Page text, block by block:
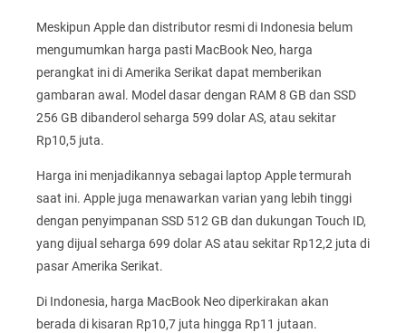
Meskipun Apple dan distributor resmi di Indonesia belum
mengumumkan harga pasti MacBook Neo, harga
perangkat ini di Amerika Serikat dapat memberikan
gambaran awal. Model dasar dengan RAM 8 GB dan SSD
256 GB dibanderol seharga 599 dolar AS, atau sekitar
Rp10,5 juta.
Harga ini menjadikannya sebagai laptop Apple termurah
saat ini. Apple juga menawarkan varian yang lebih tinggi
dengan penyimpanan SSD 512 GB dan dukungan Touch ID,
yang dijual seharga 699 dolar AS atau sekitar Rp12,2 juta di
pasar Amerika Serikat.
Di Indonesia, harga MacBook Neo diperkirakan akan
berada di kisaran Rp10,7 juta hingga Rp11 jutaan.